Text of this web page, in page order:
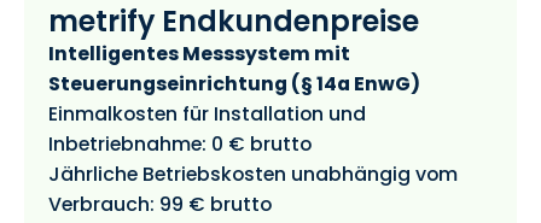
metrify Endkundenpreise
Intelligentes Messsystem mit
Steuerungseinrichtung (§ 14a EnwG)
Einmalkosten für Installation und
Inbetriebnahme: 0 € brutto
Jährliche Betriebskosten unabhängig vom
Verbrauch: 99 € brutto